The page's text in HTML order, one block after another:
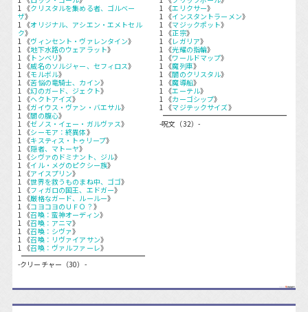
1 《クリスタルを集める者、ゴルベー
ザ》
1 《オリジナル、アシエン・エメトセル
ク》
1 《ヴィンセント・ヴァレンタイン》
1 《地下水路のウェアラット》
1 《 トンベリ》
1 《威名のソルジャー、セフィロス》
1 《モルボル》
1 《苦悩の竜騎士、カイン》
1 《幻のガード、ジェクト》
1 《ヘクトアイズ》
1 《ガイウス・ヴァン・バエサル》
1 《闇の腹心》
1 《ゼノス・イェー・ガルヴァス》
1 《シーモア：終異体》
1 《キスティス・トゥリープ》
1 《隠者、マトーヤ》
1 《シヴァのドミナント、ジル》
1 《イル・メグのピクシー族》
1 《アイスプリン》
1 《世界を救うものまね中、ゴゴ》
1 《フィガロの国王、エドガー》
1 《厳格なガード、ルールー》
1 《コヨコヨのＵＦＯ？ 》
1 《召喚：蛮神オーディン》
1 《召喚：アニマ》
1 《召喚：シヴァ》
1 《召喚：リヴァイアサン》
1 《召喚：ヴァルファーレ》
-クリーチャー（30）-
1 《エリクサー》
1 《インスタントラーメン》
1 《マジックポット》
1 《正宗》
1 《レガリア》
1 《光耀の指輪》
1 《ワールドマップ》
1 《魔列車》
1 《闇のクリスタル》
1 《魔導船》
1 《エーテル》
1 《カーゴシップ》
1 《マジテックサイズ》
-呪文（32）-